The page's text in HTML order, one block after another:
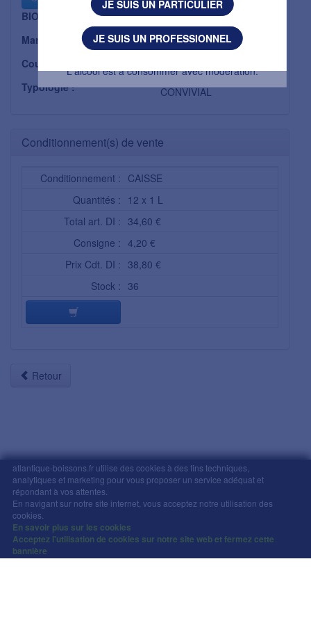
atlantique-boissons.fr utilise des cookies à des fins techniques,
analytiques et marketing pour vous proposer un service adéquat et
répondant à vos attentes.
En navigant sur notre site internet, vous acceptez notre utilisation des
cookies.
En savoir plus sur les cookies
Acceptez l'utilisation de cookies sur notre site web et fermez cette
bannière
BIO :
Non
Marque :
LIBOUREAU SA
Couleur :
ROSE
Typologie :
CONVIVIAL
Conditionnement(s) de vente
Conditionnement : CAISSE
Quantités : 12 x 1 L
Total art. DI : 34,60 €
Consigne : 4,20 €
Prix Cdt. DI : 38,80 €
Stock : 36
Retour
Mentions légales-
Copyright © Atlantique Boissons Nantes / Devacom 2026
L'abus d'alcool est dangereux pour la santé, à
consommer avec modération.
L'alcool est à consommer avec modération.
JE SUIS UN PARTICULIER
JE SUIS UN PROFESSIONNEL